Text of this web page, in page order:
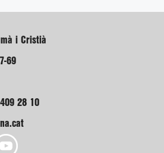
i Cristià
69
28 10